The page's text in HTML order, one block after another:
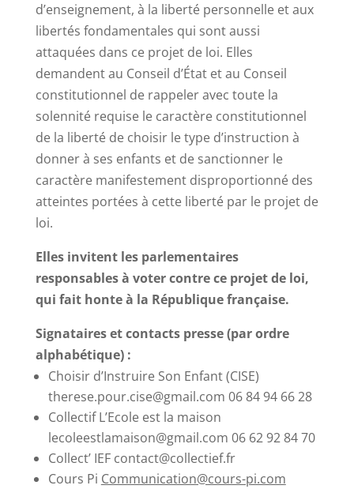
d’enseignement, à la liberté personnelle et aux
libertés fondamentales qui sont aussi
attaquées dans ce projet de loi. Elles
demandent au Conseil d’État et au Conseil
constitutionnel de rappeler avec toute la
solennité requise le caractère constitutionnel
de la liberté de choisir le type d’instruction à
donner à ses enfants et de sanctionner le
caractère manifestement disproportionné des
atteintes portées à cette liberté par le projet de
loi.
Elles invitent les parlementaires
responsables à voter contre ce projet de loi,
qui fait honte à la République française.
Signataires et contacts presse (par ordre
alphabétique) :
Choisir d’Instruire Son Enfant (CISE)
therese.pour.cise@gmail.com 06 84 94 66 28
Collectif L’Ecole est la maison
lecoleestlamaison@gmail.com 06 62 92 84 70
Collect’ IEF contact@collectief.fr
Cours Pi Communication@cours-pi.com